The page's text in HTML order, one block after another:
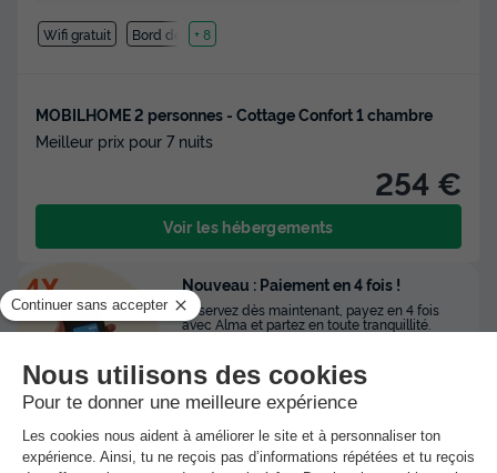
Wifi gratuit Bord de mer
+ 8
MOBILHOME 2 personnes - Cottage Confort 1 chambre
Meilleur prix pour 7 nuits
254 €
Voir les hébergements
Nouveau : Paiement en 4 fois !
Réservez dès maintenant, payez en 4 fois
avec Alma et partez en toute tranquillité.